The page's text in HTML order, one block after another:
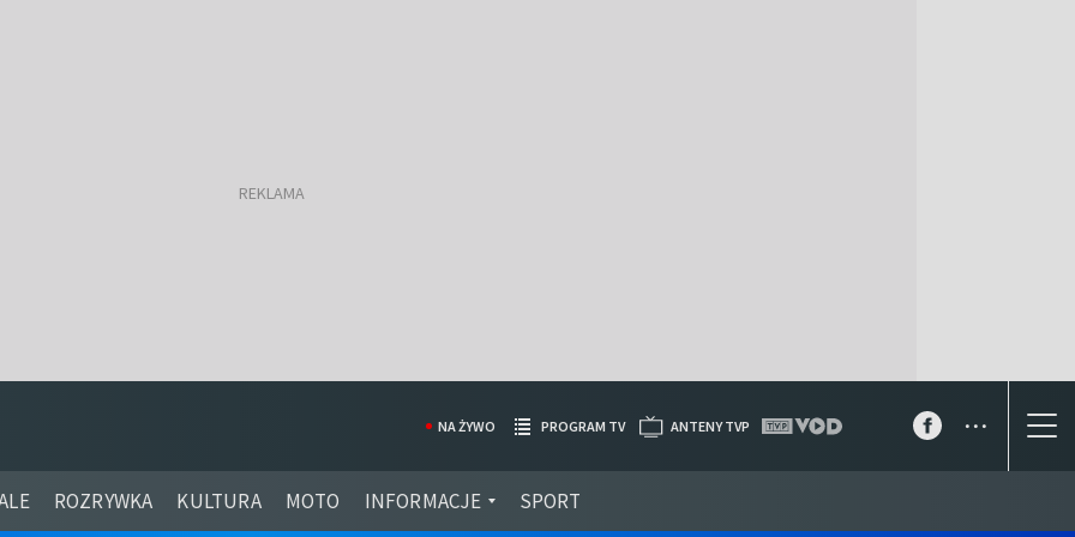
ROZRYWKA KULTURA MOTO INFORMACJE SPORT
NA ŻYWO PROGRAM TV ANTENY TVP ...